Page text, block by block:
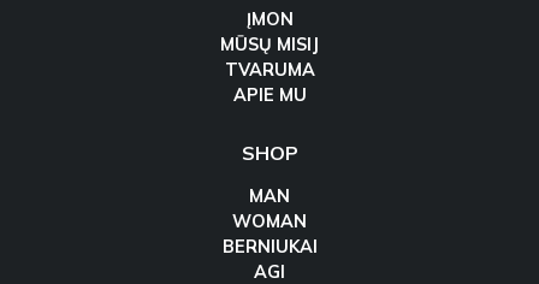
ĮMON
MŪSŲ MISIJ
TVARUMA
APIE MU
SHOP
MAN
WOMAN
BERNIUKAI
AGI